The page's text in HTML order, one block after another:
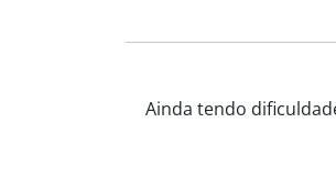
Ainda tendo